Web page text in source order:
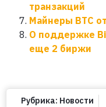
транзакций
Майнеры BTC
О поддержке
еще 2 биржи
Рубрика: Новости